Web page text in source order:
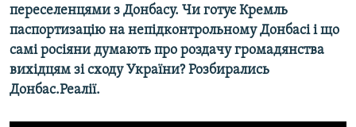
Усі сайти RFE/RL
переселенцями з Донбасу. Чи готує Кремль
паспортизацію на непідконтрольному Донбасі і що
самі росіяни думають про роздачу громадянства
вихідцям зі сходу України? Розбирались
Донбас.Реалії.